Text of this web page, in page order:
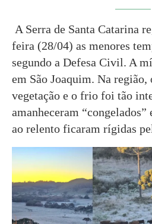
A Serra de Santa Catarina
feira (28/04) as menores
segundo a Defesa Civil. A
em São Joaquim. Na
vegetação e o frio foi tão
amanheceram “congelados”
ao relento ficaram rígidas